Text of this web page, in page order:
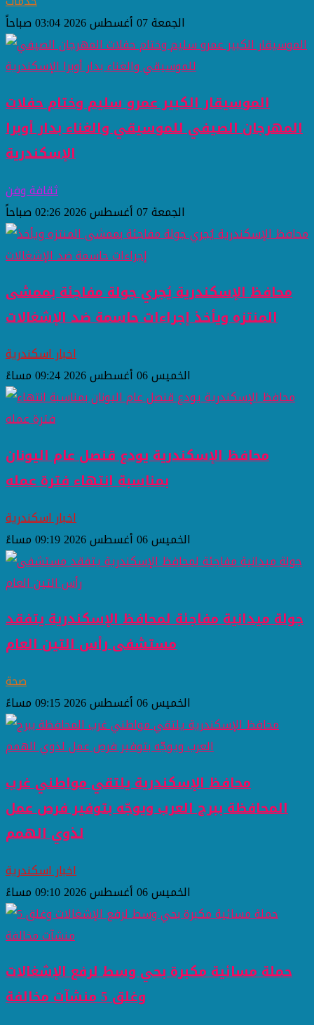
الجمعة 07 أغسطس 2026 03:04 صباحاً
الموسيقار الكبير عمرو سليم وختام حفلات
المهرجان الصيفي للموسيقي والغناء بدار أوبرا
الإسكندرية
ثقافة وفن
الجمعة 07 أغسطس 2026 02:26 صباحاً
محافظ الإسكندرية يُجري جولة مفاجئة بممشى
المنتزه ويأخذ إجراءات حاسمة ضد الإشغالات
اخبار اسكندرية
الخميس 06 أغسطس 2026 09:24 مساءً
محافظ الإسكندرية يودع قنصل عام اليونان
بمناسبة انتهاء فترة عمله
اخبار اسكندرية
الخميس 06 أغسطس 2026 09:19 مساءً
جولة ميدانية مفاجئة لمحافظ الإسكندرية يتفقد
مستشفى رأس التين العام
صحة
الخميس 06 أغسطس 2026 09:15 مساءً
محافظ الإسكندرية يلتقي مواطني غرب
المحافظة ببرج العرب ويوجّه بتوفير فرص عمل
لذوي الهمم
اخبار اسكندرية
الخميس 06 أغسطس 2026 09:10 مساءً
حملة مسائية مكبرة بحي وسط لرفع الإشغالات
وغلق 5 منشآت مخالفة